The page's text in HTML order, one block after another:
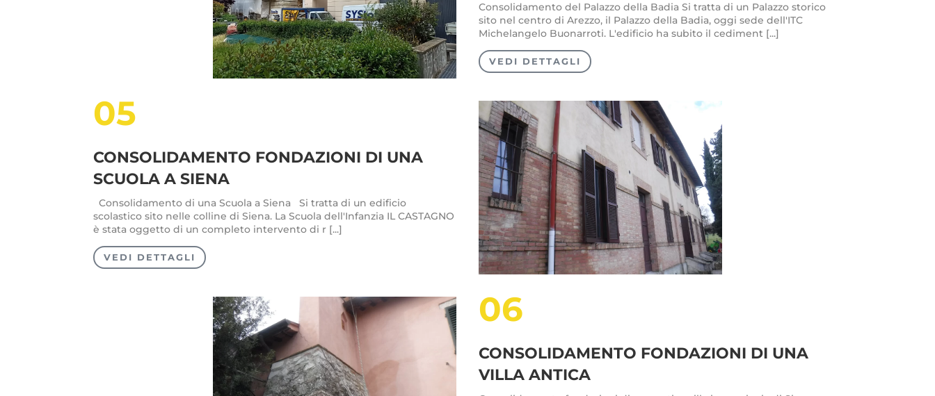
Consolidamento del Palazzo della Badia Si tratta di un Palazzo storico
sito nel centro di Arezzo, il Palazzo della Badia, oggi sede dell'ITC
Michelangelo Buonarroti. L'edificio ha subito il cediment [...]
VEDI DETTAGLI
05
CONSOLIDAMENTO FONDAZIONI DI UNA
SCUOLA A SIENA
Consolidamento di una Scuola a Siena Si tratta di un edificio
scolastico sito nelle colline di Siena. La Scuola dell'Infanzia IL CASTAGNO
è stata oggetto di un completo intervento di r [...]
VEDI DETTAGLI
06
CONSOLIDAMENTO FONDAZIONI DI UNA
VILLA ANTICA